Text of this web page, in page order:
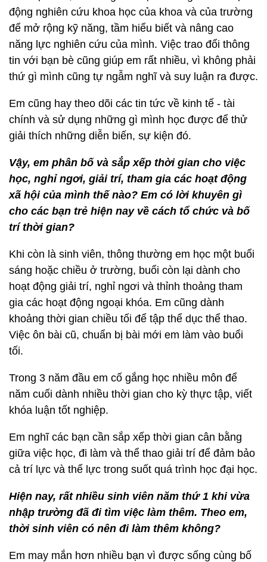
động nghiên cứu khoa học của khoa và của trường
để mở rộng kỹ năng, tầm hiểu biết và nâng cao
năng lực nghiên cứu của mình. Việc trao đổi thông
tin với bạn bè cũng giúp em rất nhiều, vì không phải
thứ gì mình cũng tự ngẫm nghĩ và suy luận ra được.
Em cũng hay theo dõi các tin tức về kinh tế - tài
chính và sử dụng những gì mình học được để thử
giải thích những diễn biến, sự kiện đó.
Vậy, em phân bố và sắp xếp thời gian cho việc
học, nghỉ ngơi, giải trí, tham gia các hoạt động
xã hội của mình thế nào? Em có lời khuyên gì
cho các bạn trẻ hiện nay về cách tổ chức và bố
trí thời gian?
Khi còn là sinh viên, thông thường em học một buổi
sáng hoặc chiều ở trường, buổi còn lại dành cho
hoạt động giải trí, nghỉ ngơi và thỉnh thoảng tham
gia các hoạt động ngoại khóa. Em cũng dành
khoảng thời gian chiều tối để tập thể dục thể thao.
Việc ôn bài cũ, chuẩn bị bài mới em làm vào buổi
tối.
Trong 3 năm đầu em cố gắng học nhiều môn để
năm cuối dành nhiều thời gian cho kỳ thực tập, viết
khóa luận tốt nghiệp.
Em nghĩ các bạn cần sắp xếp thời gian cân bằng
giữa việc học, đi làm và thể thao giải trí để đảm bảo
cả trí lực và thể lực trong suốt quá trình học đại học.
Hiện nay, rất nhiều sinh viên năm thứ 1 khi vừa
nhập trường đã đi tìm việc làm thêm. Theo em,
thời sinh viên có nên đi làm thêm không?
Em may mắn hơn nhiều bạn vì được sống cùng bố